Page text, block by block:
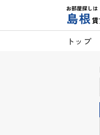
トップ